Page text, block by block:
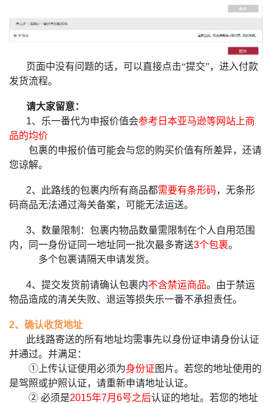
页面中没有问题的话，可以直接点击“提交”，进入付款
发货流程。
请大家留意：
1、乐一番代为申报价值会参考日本亚马逊等网站上商
品的均价
包裹的申报价值可能会与您的购买价值有所差异，还请
您谅解。
2、此路线的包裹内所有商品都需要有条形码，无条形
码商品无法通过海关备案，可能无法运送。
3、数量限制：包裹内物品数量需限制在个人自用范围
内，同一身份证同一地址同一批次最多寄送3个包裹。
多个包裹请隔天申请发货。
4、提交发货前请确认包裹内不含禁运商品。由于禁运
物品造成的清关失败、退运等损失乐一番不承担责任。
2、确认收货地址
此线路寄送的所有地址均需事先以身份证申请身份认证
并通过。并满足：
①上传认证使用必须为身份证 图片。若您的地址使用的
是驾照或护照认证，请重新申请地址认证。
② 必须是2015年7月6号之后认证的地址。若您的地址